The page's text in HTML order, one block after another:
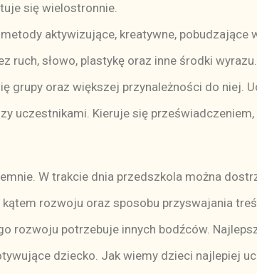
się wielostronnie.
aktywizujące, kreatywne, pobudzające
ruch, słowo, plastykę oraz inne środki
oraz większej przynależności do niej.
uczestnikami. Kieruje się
W trakcie dnia przedszkola można
rozwoju oraz sposobu przyswajania
rozwoju potrzebuje innych bodźców.
dziecko. Jak wiemy dzieci najlepiej